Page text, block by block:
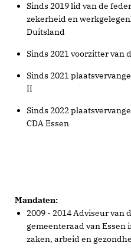
Sinds 2019 lid van de
zekerheid en
Duitsland
Sinds 2021 voorzitter van
Sinds 2021
II
Sinds 2022
CDA Essen
Mandaten:
2009 - 2014 Adviseur van
gemeenteraad van Essen
zaken, arbeid en